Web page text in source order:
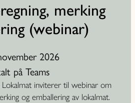
merking
(webinar)
2026
på Teams
Lokalmat inviterer til webinar om
og emballering av lokalmat.